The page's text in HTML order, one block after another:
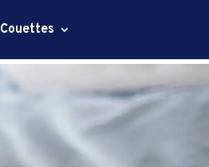
Couettes